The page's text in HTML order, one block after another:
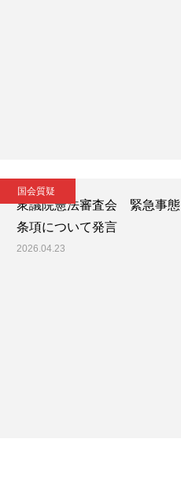
国会質疑
衆議院憲法審査会 緊急事態
条項について発言
2026.04.23